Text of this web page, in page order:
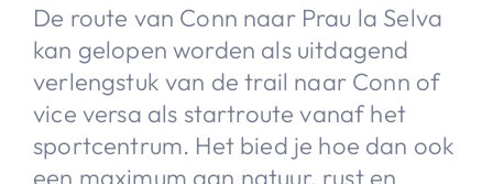
De route van Conn naar Prau la Selva
kan gelopen worden als uitdagend
verlengstuk van de trail naar Conn of
vice versa als startroute vanaf het
sportcentrum. Het bied je hoe dan ook
een maximum aan natuur, rust en